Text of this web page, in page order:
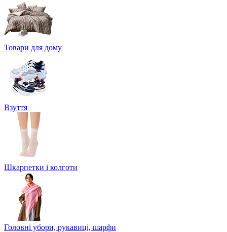
Товари для дому
Взуття
Шкарпетки і колготи
Головні убори, рукавиці, шарфи